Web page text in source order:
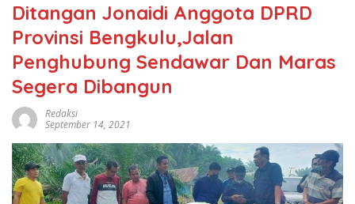
Ditangan Jonaidi Anggota DPRD
Provinsi Bengkulu,Jalan
Penghubung Sendawar Dan Maras
Segera Dibangun
Redaksi
September 14, 2021